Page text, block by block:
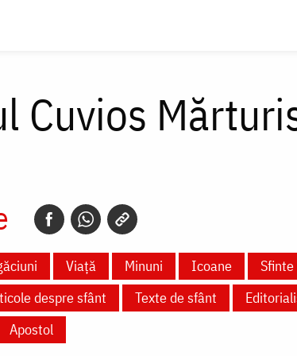
Cuvios
Viață Minuni Icoane
despre sfânt Texte de sfânt
Apostol